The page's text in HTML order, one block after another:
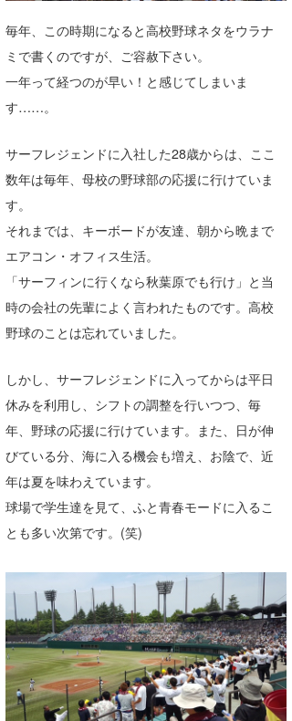
毎年、この時期になると高校野球ネタをウラナ
ミで書くのですが、ご容赦下さい。
一年って経つのが早い！と感じてしまいま
す……。
サーフレジェンドに入社した28歳からは、ここ
数年は毎年、母校の野球部の応援に行けていま
す。
それまでは、キーボードが友達、朝から晩まで
エアコン・オフィス生活。
「サーフィンに行くなら秋葉原でも行け」と当
時の会社の先輩によく言われたものです。高校
野球のことは忘れていました。
しかし、サーフレジェンドに入ってからは平日
休みを利用し、シフトの調整を行いつつ、毎
年、野球の応援に行けています。また、日が伸
びている分、海に入る機会も増え、お陰で、近
年は夏を味わえています。
球場で学生達を見て、ふと青春モードに入るこ
とも多い次第です。(笑)
ライター/寄稿メディア
Core Surf Japan
Naoya Kimoto
mitsuteru Kamio
Yasunari Inoue
Yoshiyuki Obata
arukasvision
DELTA FORCE SURF
CBA Films
熊谷素子
メディア
SURFMEDIA
Colors MAGAZINE
WAVAL
波伝説アンバサダー/プロライダー
福島寿実子
中浦“JET”章
嵯峨明日香
進士剛光
田原啓江
植村未来
NOBUFUKU
喜納海人
波伝説スタッフ
☆加藤
+☆maki☆+
Aichan
chan-U
ECE
G◎Da
KID
KOBU
KY
MIN
波伝説